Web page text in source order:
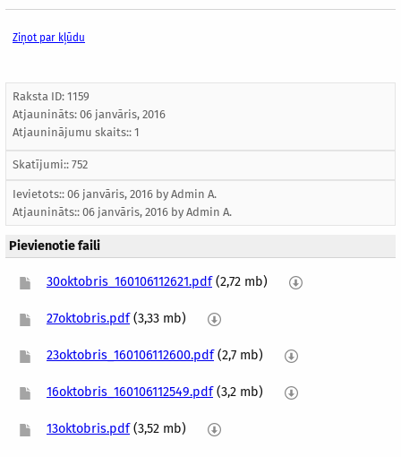
Ziņot par kļūdu
Raksta ID: 1159
Atjaunināts: 06 janvāris, 2016
Atjauninājumu skaits:: 1
Skatījumi:: 752
Ievietots:: 06 janvāris, 2016 by Admin A.
Atjaunināts:: 06 janvāris, 2016 by Admin A.
Pievienotie faili
30oktobris_160106112621.pdf(2,72 mb)
27oktobris.pdf(3,33 mb)
23oktobris_160106112600.pdf(2,7 mb)
16oktobris_160106112549.pdf(3,2 mb)
13oktobris.pdf(3,52 mb)